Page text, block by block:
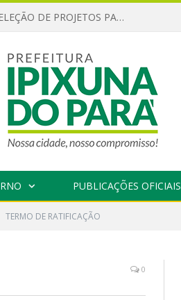
CHAMAMENTO PÚBLICO Nº 01/2026 – SELEÇÃO DE PROJETOS PARA FIRMAR TERMO DE EXECUÇÃO CULTURAL COM RECURSOS DA POLÍTICA NACIONAL ALDIR BLANC DE FOMENTO À CULTURA – PNAB (LEI Nº 14.399/2022)
PUBLICAÇÕES OFICIAIS
TERMO DE RATIFICAÇÃO
0